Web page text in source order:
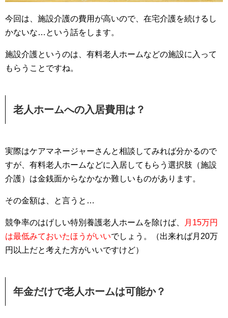
今回は、施設介護の費用が高いので、在宅介護を続けるし
かないな…という話をします。
施設介護というのは、有料老人ホームなどの施設に入って
もらうことですね。
老人ホームへの入居費用は？
実際はケアマネージャーさんと相談してみれば分かるので
すが、有料老人ホームなどに入居してもらう選択肢（施設
介護）は金銭面からなかなか難しいものがあります。
その金額は、と言うと…
競争率のはげしい特別養護老人ホームを除けば、
月15万円
は最低みておいたほうがいいでしょう。（出来れば月20万
円以上だと考えた方がいいですけど）
年金だけで老人ホームは可能か？